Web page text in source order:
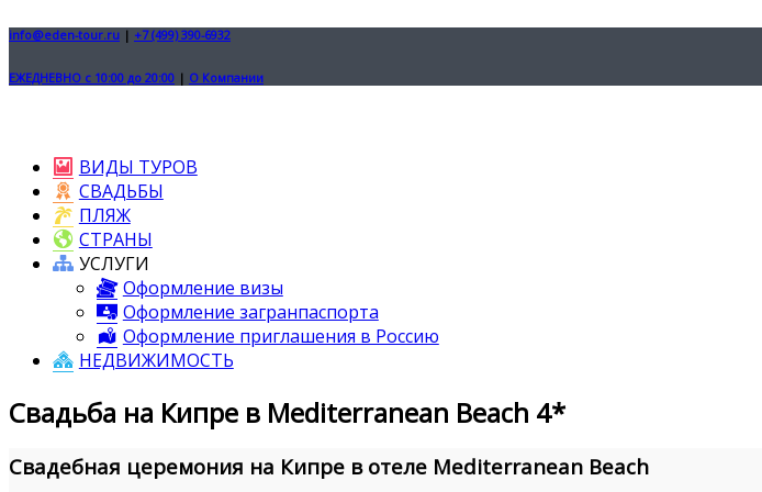
info@eden-tour.ru | +7 (499) 390-6932
ЕЖЕДНЕВНО с 10:00 до 20:00 | О Компании
ВИДЫ ТУРОВ
СВАДЬБЫ
ПЛЯЖ
СТРАНЫ
УСЛУГИ
Оформление визы
Оформление загранпаспорта
Оформление приглашения в Россию
НЕДВИЖИМОСТЬ
Свадьба на Кипре в Mediterranean Beach 4*
Свадебная церемония на Кипре в отеле Mediterranean Beach